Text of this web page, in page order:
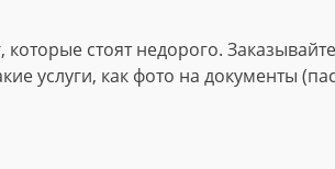
стоят недорого.
услуги, как фото на документы